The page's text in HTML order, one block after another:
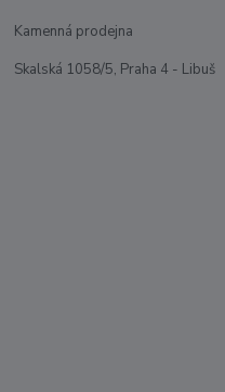
Kamenná prodejna
Skalská 1058/5, Praha 4 - Libuš